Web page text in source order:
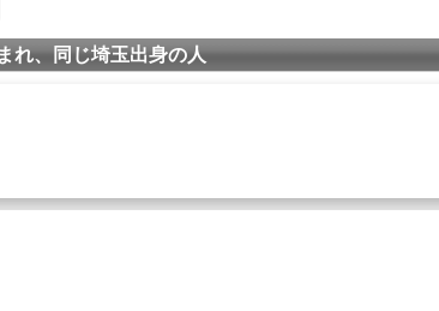
れ、同じ埼玉出身の人